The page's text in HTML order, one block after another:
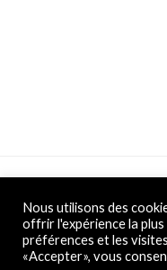
Nous utilisons des
offrir l'expérience la
préférences et les
«Accepter», vous